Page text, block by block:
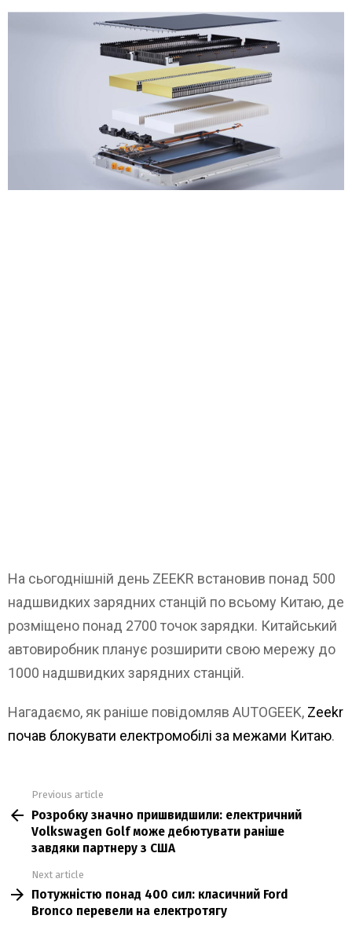
На сьогоднішній день ZEEKR встановив понад 500
надшвидких зарядних станцій по всьому Китаю, де
розміщено понад 2700 точок зарядки. Китайський
автовиробник планує розширити свою мережу до
1000 надшвидких зарядних станцій.
Нагадаємо, як раніше повідомляв AUTOGEEK, Zeekr
почав блокувати електромобілі за межами Китаю.
more
Previous article
Розробку значно пришвидшили: електричний
Volkswagen Golf може дебютувати раніше
завдяки партнеру з США
Next article
Потужністю понад 400 сил: класичний Ford
Bronco перевели на електротягу